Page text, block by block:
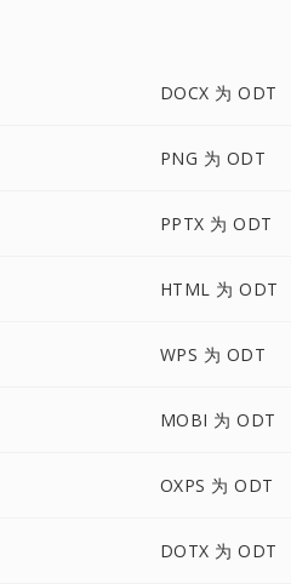
DOCX 为 ODT
PNG 为 ODT
PPTX 为 ODT
HTML 为 ODT
WPS 为 ODT
MOBI 为 ODT
OXPS 为 ODT
DOTX 为 ODT